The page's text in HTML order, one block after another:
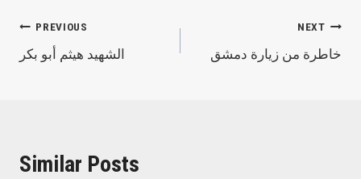
Post
navigation
PREVIOUS
الشهيد هيثم أبو بكر
NEXT
خاطرة من زيارة دمشق
Similar Posts